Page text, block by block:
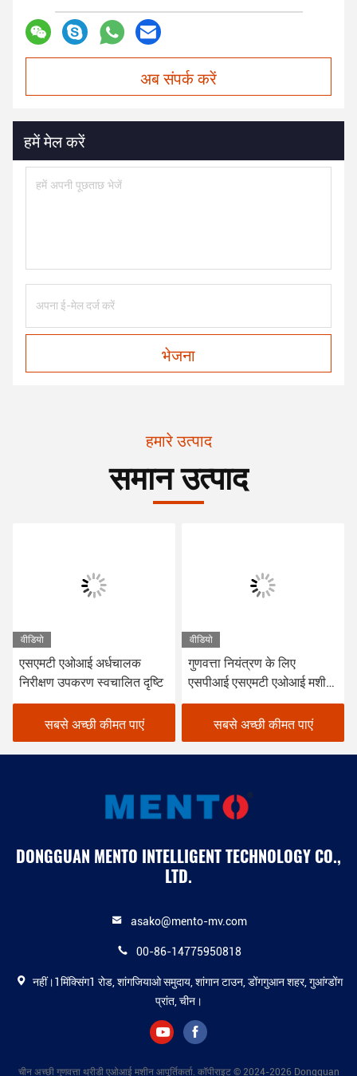
अब संपर्क करें
हमें मेल करें
भेजना
हमारे उत्पाद
समान उत्पाद
वीडियो
एसएमटी एओआई अर्धचालक
निरीक्षण उपकरण स्वचालित दृष्टि
सबसे अच्छी कीमत पाएं
वीडियो
गुणवत्ता नियंत्रण के लिए
एसपीआई एसएमटी एओआई मशीन
सर्किट बोर्ड निरीक्षण
सबसे अच्छी कीमत पाएं
DONGGUAN MENTO INTELLIGENT TECHNOLOGY CO.,
LTD.
asako@mento-mv.com
00-86-14775950818
नहीं।1मिंक्सिंग1 रोड, शांगजियाओ समुदाय, शांगान टाउन, डोंगगुआन शहर, गुआंग्डोंग
प्रांत, चीन।
चीन अच्छी गुणवत्ता थ्रीडी एओआई मशीन आपूर्तिकर्ता. कॉपीराइट © 2024-2026 Dongguan